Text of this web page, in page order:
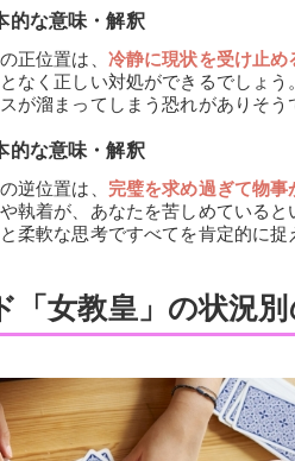
的な意味・解釈
正位置は、 冷静に現状を受け止め
なく正しい対処ができるでしょ
が溜まってしまう恐れがありそう
的な意味・解釈
逆位置は、 完璧を求め過ぎて物
執着が、あなたを苦しめている
柔軟な思考ですべてを肯定的に捉
「女教皇」の状況別